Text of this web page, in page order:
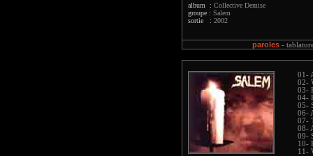
album : Collective Demise
groupe : Salem
sortie : 2002
paroles-
01-
02-
03-
04-
05-
06-
07-
08-
09-
10-
11-